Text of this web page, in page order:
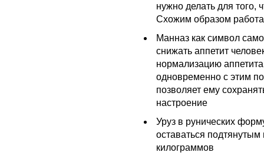
нужно делать для того,
Схожим образом
Манназ как символ
снижать аппетит
нормализацию
одновременно с этим
позволяет ему
настроение
Уруз в рунических
оставаться
килограммов